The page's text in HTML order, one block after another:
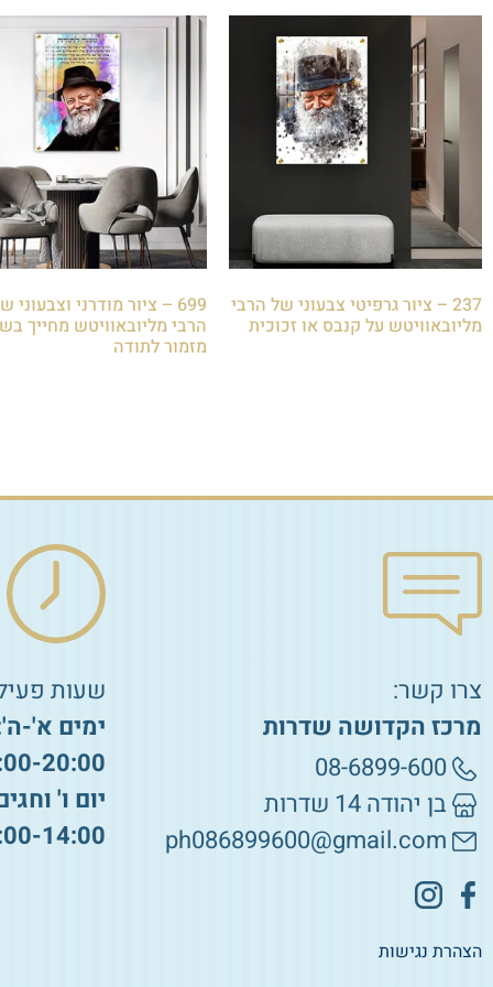
237 – ציור גרפיטי צבעוני של הרבי
מליובאוויטש על קנבס או זכוכית
699 – ציור מודרני וצבעוני
הרבי מליובאוויטש מחייך
מזמור לתודה
צרו קשר:
מרכז הקדושה שדרות
08-6899-600
בן יהודה 14 שדרות
ph086899600@gmail.com
הצהרת נגישות
שעות
ימים א'-
20:00
יום ו'
14:00